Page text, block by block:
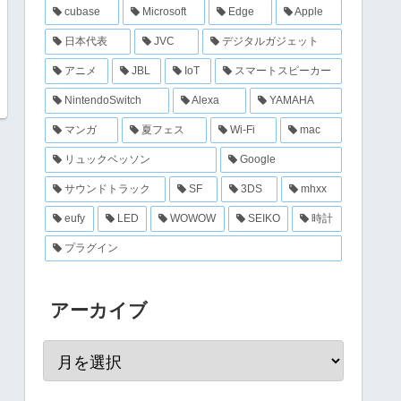
cubase Microsoft Edge Apple
日本代表 JVC デジタルガジェット
アニメ JBL IoT スマートスピーカー
NintendoSwitch Alexa YAMAHA
マンガ 夏フェス Wi-Fi mac
リュックベッソン Google
サウンドトラック SF 3DS mhxx
eufy LED WOWOW SEIKO 時計
プラグイン
アーカイブ